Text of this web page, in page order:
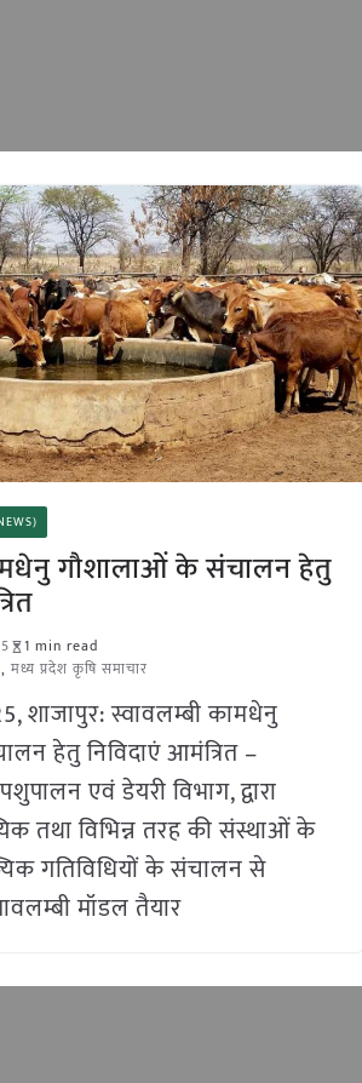
गौशालाओं के संचालन हेतु
1 min read
, मध्य प्रदेश कृषि समाचार
शाजापुर: स्वावलम्बी कामधेनु
हेतु निविदाएं आमंत्रित –
एवं डेयरी विभाग, द्वारा
तथा विभिन्न तरह की संस्थाओं के
गतिविधियों के संचालन से
मॉडल तैयार